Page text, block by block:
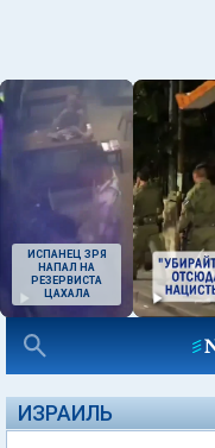
ИСПАНЕЦ ЗРЯ
НАПАЛ НА
РЕЗЕРВИСТА
ЦАХАЛА
ИЗРАИЛЬ